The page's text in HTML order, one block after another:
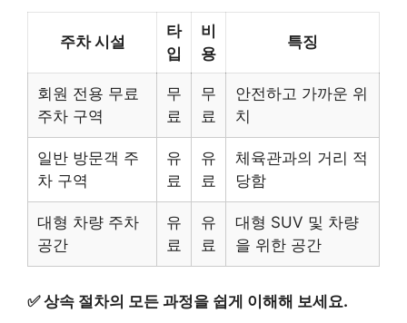
주차 시설
타
입
비
용
특징
회원 전용 무료
주차 구역
무
료
무
료
안전하고 가까운 위
치
일반 방문객 주
차 구역
유
료
유
료
체육관과의 거리 적
당함
대형 차량 주차
공간
유
료
유
료
대형 SUV 및 차량
을 위한 공간
✅상속 절차의 모든 과정을 쉽게 이해해 보세요.